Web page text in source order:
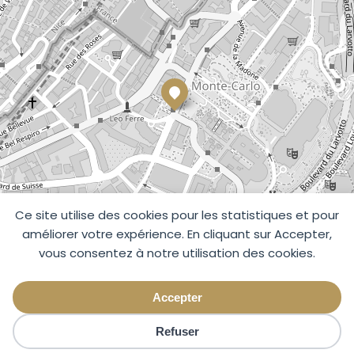
Ce site utilise des cookies pour les statistiques et pour
améliorer votre expérience. En cliquant sur Accepter,
vous consentez à notre utilisation des cookies.
Accepter
Refuser